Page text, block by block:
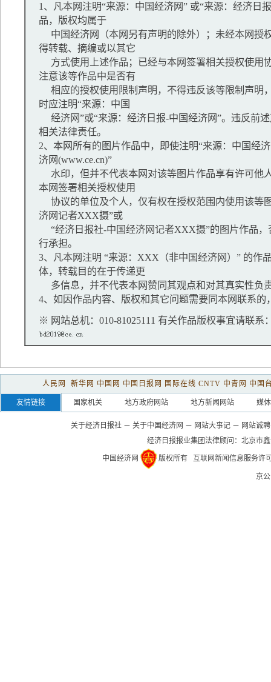
1、凡本网注明“来源：中国经济网” 或“来源：经济日
品，版权均属于
中国经济网（本网另有声明的除外）；未经本网授
得转载、摘编或以其它
方式使用上述作品；已经与本网签署相关授权使用
注意该等作品中是否有
相应的授权使用限制声明，不得违反该等限制声明
时应注明“来源：中国
经济网”或“来源：经济日报-中国经济网”。违反前
相关法律责任。
2、本网所有的图片作品中，即使注明“来源：中国经
济网(www.ce.cn)”
水印，但并不代表本网对该等图片作品享有许可他
本网签署相关授权使用
协议的单位及个人，仅有权在授权范围内使用该等
济网记者XXX摄”或
“经济日报社-中国经济网记者XXX摄”的图片作品，
行承担。
3、凡本网注明 “来源：XXX（非中国经济网）” 的作
体，转载目的在于传递更
多信息，并不代表本网赞同其观点和对其真实性负
4、如因作品内容、版权和其它问题需要同本网联系的
※ 网站总机：010-81025111 有关作品版权事宜请联系
人民网 新华网 中国网 中国日报网 国际在线 CNTV 中青网 中国
友情链接 国家机关 地方政府网站 地方新闻网站 媒
关于经济日报社 － 关于中国经济网 － 网站大事记 － 网站诚聘
经济日报报业集团法律顾问： 北京市
中国经济网 版权所有 互联网新闻信息服务许
京